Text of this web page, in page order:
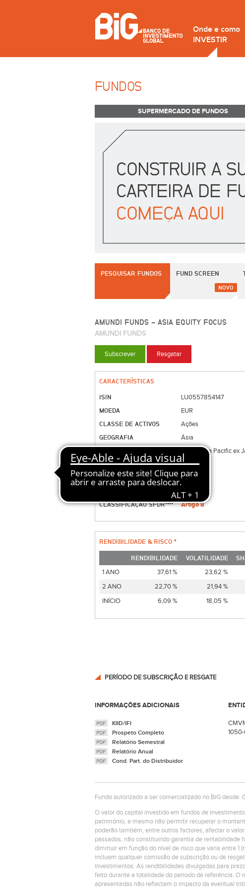
Onde e como
INVESTIR
FUNDOS
SUPERMERCADO DE FUNDOS
PESQUISAR FUNDOS FUND SCREEN
NOVO
AMUNDI FUNDS - ASIA EQUITY FOCUS
AMUNDI FUNDS
Subscrever Resgatar
CARACTERÍSTICAS
ISIN
LU0557854147
MOEDA
EUR
CLASSE DE ACTIVOS
Ações
GEOGRAFIA
Ásia
Equity Asia Pacific ex
ACC./DIST.
D
MÍN. SUBSCRIÇÃO
1 EUR
6
CLASSIFICAÇÃO SFDR****
Artigo 8
RENDIBILIDADE & RISCO *
RENDIBILIDADE VOLATILIDADE
1 ANO
37,61 % 23,62 %
2 ANO
22,70 % 21,94 %
INÍCIO
6,09 % 18,05 %
PERÍODO DE SUBSCRIÇÃO E RESGATE
INFORMAÇÕES ADICIONAIS
KIID/IFI
Prospeto Completo
Relatório Semestral
Relatório Anual
Cond. Part. do Distribuidor
Fundo autorizado a ser comercializado no BiG desde:
O valor do capital investido em fundos de
património, e mesmo não permitir recuperar o
poderão também, entre outros factores, afectar o
passados, não constituindo garantia de rentabilidade
diminuir em função do nível de risco que varia entre 1
incluem qualquer comissão de subscrição ou de
investimentos. As rendibilidades divulgadas para
feito durante a totalidade do período de referência. O
apresentadas não reflectem o impacto da eventual